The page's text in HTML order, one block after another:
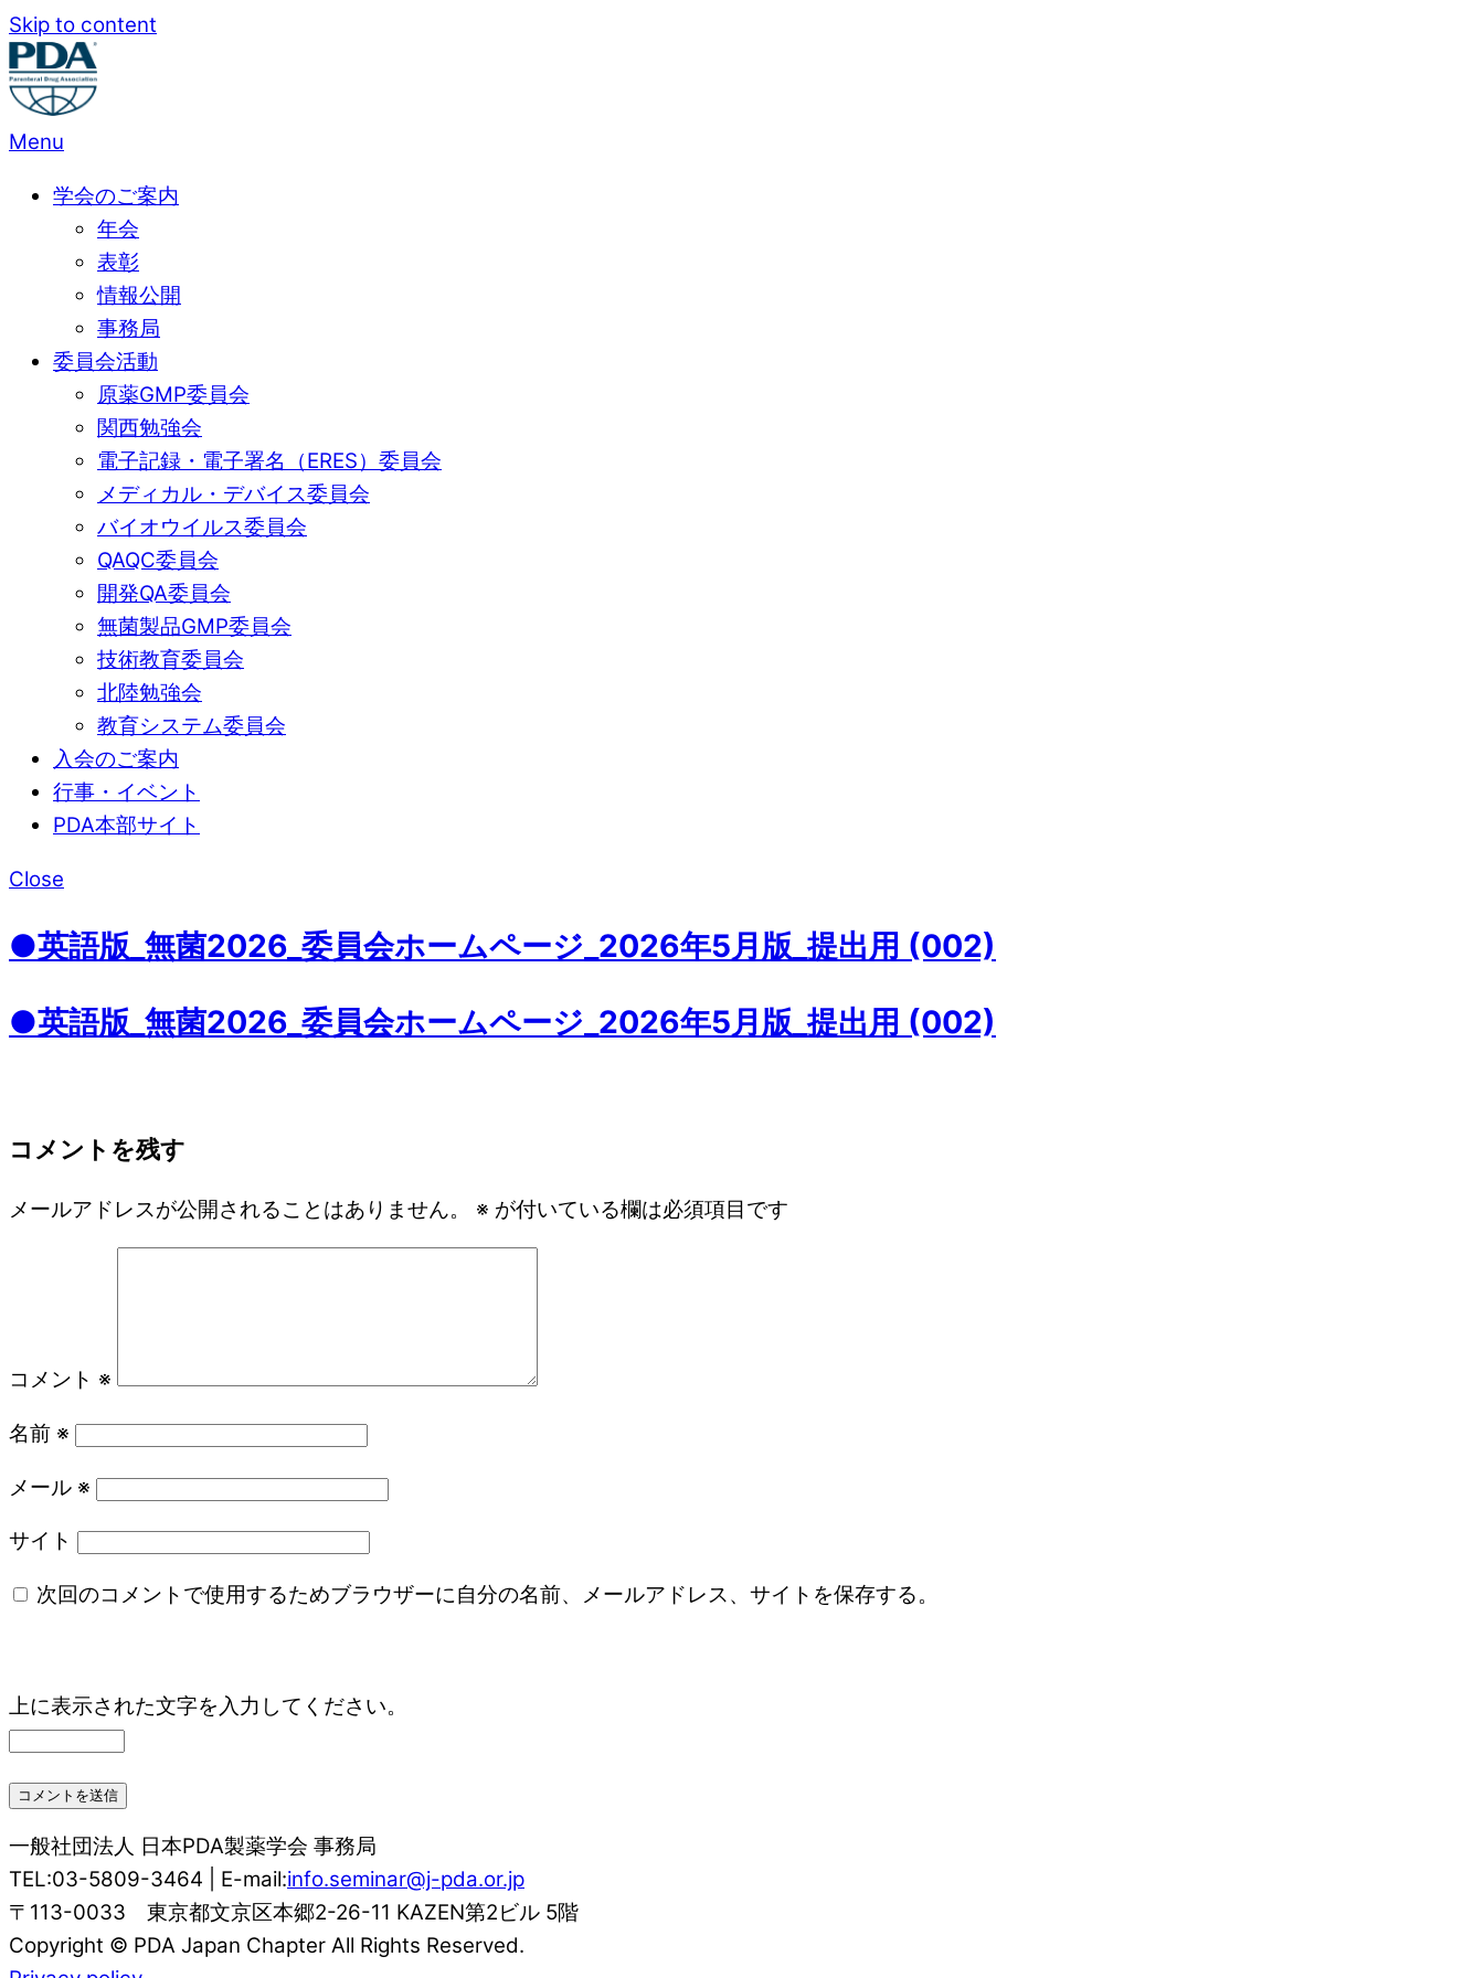
Skip to content
Menu
学会のご案内
年会
表彰
情報公開
事務局
委員会活動
原薬GMP委員会
関西勉強会
電子記録・電子署名（ERES）委員会
メディカル・デバイス委員会
バイオウイルス委員会
QAQC委員会
開発QA委員会
無菌製品GMP委員会
技術教育委員会
北陸勉強会
教育システム委員会
入会のご案内
行事・イベント
PDA本部サイト
Close
●英語版_無菌2026_委員会ホームページ_2026年5月版_提出用 (002)
●英語版_無菌2026_委員会ホームページ_2026年5月版_提出用 (002)
コメントを残す
メールアドレスが公開されることはありません。 ※ が付いている欄は必須項目です
コメント ※
名前 ※
メール ※
サイト
次回のコメントで使用するためブラウザーに自分の名前、メールアドレス、サイトを保存する。
上に表示された文字を入力してください。
一般社団法人 日本PDA製薬学会 事務局
TEL:03-5809-3464 | E-mail:info.seminar@j-pda.or.jp
〒113-0033 東京都文京区本郷2-26-11 KAZEN第2ビル 5階
Copyright © PDA Japan Chapter All Rights Reserved.